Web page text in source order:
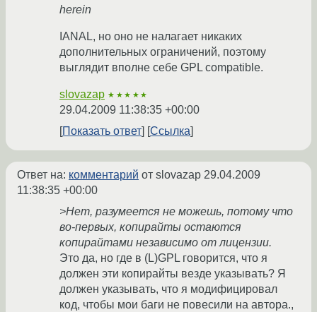
herein
IANAL, но оно не налагает никаких
дополнительных ограничений, поэтому
выглядит вполне себе GPL compatible.
slovazap ★★★★★
29.04.2009 11:38:35 +00:00
Показать ответ
Ссылка
Ответ на: комментарий от slovazap 29.04.2009
11:38:35 +00:00
>Нет, разумеется не можешь, потому что
во-первых, копирайты остаются
копирайтами независимо от лицензии.
Это да, но где в (L)GPL говорится, что я
должен эти копирайты везде указывать? Я
должен указывать, что я модифицировал
код, чтобы мои баги не повесили на автора.,